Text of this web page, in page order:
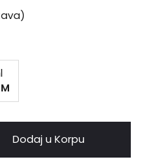
Dodaj u Korpu